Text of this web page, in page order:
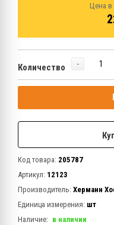
Цена в
Количество -
Код товара: 205787
Артикул: 12123
Производитель: Херманн
Единица измерения: шт
Наличие: в наличии